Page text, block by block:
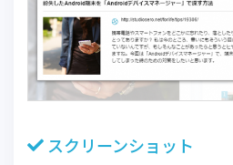
スクリーンショット